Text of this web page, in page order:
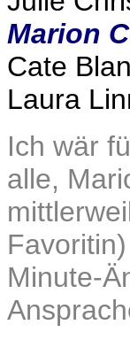
Marion
Cate
Laura
Ich wär
alle,
Minute-